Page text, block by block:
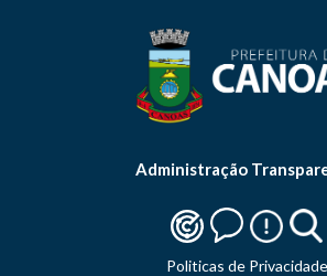
Administração
Politicas de Privacidade